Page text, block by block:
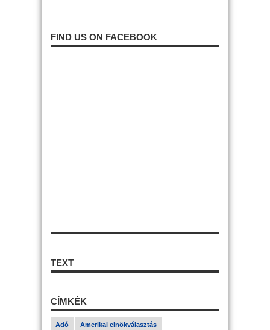
FIND US ON FACEBOOK
TEXT
CÍMKÉK
Adó Amerikai elnökválasztás